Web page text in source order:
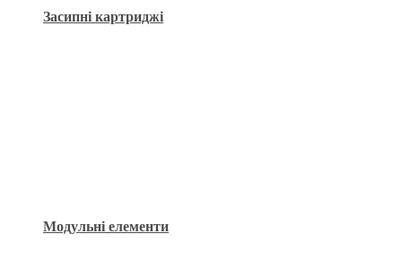
Засипні картриджі
Модульні елементи